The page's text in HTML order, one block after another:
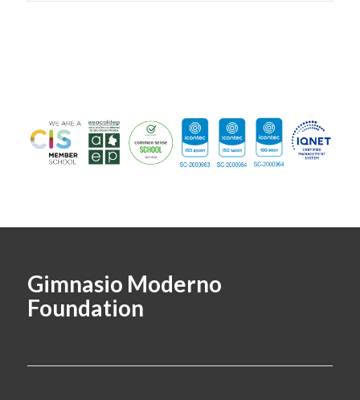
Gimnasio Moderno
Foundation